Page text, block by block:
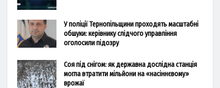
У поліції Тернопільщини проходять масштабні
обшуки: керівнику слідчого управління
оголосили підозру
Соя під снігом: як державна дослідна станція
могла втратити мільйони на «насіннєвому»
врожаї